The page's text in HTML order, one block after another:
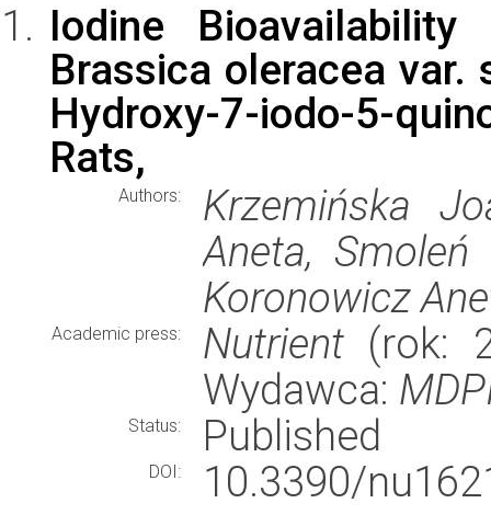
Iodine
Brassica oleracea
Hydroxy-7-iodo-5-
Rats,
Authors:
Krzemińska
Aneta, Smoleń
Koronowicz
Academic press: Nutrient (rok:
Wydawca:
Status: Published
DOI:
10.3390/